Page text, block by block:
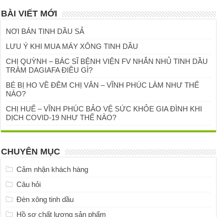
BÀI VIẾT MỚI
NƠI BÁN TINH DẦU SẢ
LƯU Ý KHI MUA MÁY XÔNG TINH DẦU
CHỊ QUỲNH – BÁC SĨ BỆNH VIỆN FV NHẮN NHỦ TINH DẦU
TRÀM DAGIAFA ĐIỀU GÌ?
BÉ BỊ HO VỀ ĐÊM CHỊ VÂN – VĨNH PHÚC LÀM NHƯ THẾ
NÀO?
CHỊ HUẾ – VĨNH PHÚC BẢO VỆ SỨC KHỎE GIA ĐÌNH KHI
DỊCH COVID-19 NHƯ THẾ NÀO?
CHUYÊN MỤC
Cảm nhận khách hàng
Câu hỏi
Đèn xông tinh dầu
Hồ sơ chất lượng sản phẩm